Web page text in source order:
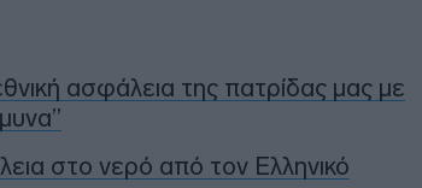
ασφάλεια της πατρίδας μας με
στο νερό από τον Ελληνικό